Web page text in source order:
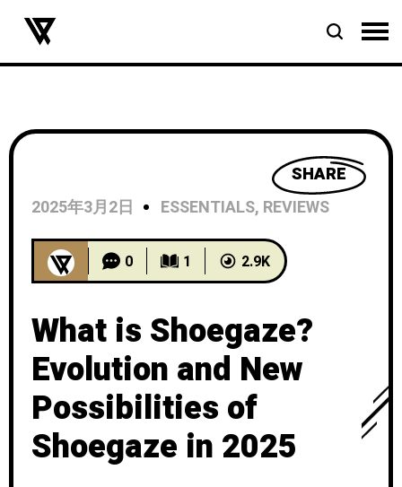
SHARE
2025年3月2日
ESSENTIALS, REVIEWS
0 1 2.9K
What is Shoegaze?
Evolution and New
Possibilities of
Shoegaze in 2025